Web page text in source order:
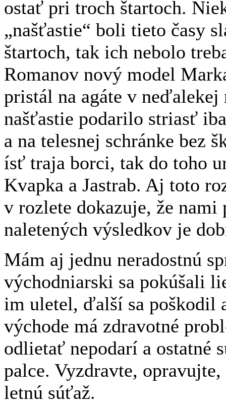
ostať pri troch štartoch.
„našťastie“ boli tieto časy
štartoch, tak ich nebolo
Romanov nový model
pristál na agáte v
našťastie podarilo striasť
a na telesnej schránke bez
ísť traja borci, tak do toho
Kvapka a Jastrab. Aj toto
v rozlete dokazuje, že nami
naletených výsledkov je
Mám aj jednu neradostnú
východniarski sa pokúšali
im uletel, ďalší sa poškodil
východe má zdravotné
odlietať nepodarí a ostatné
palce. Vyzdravte,
letnú súťaž.